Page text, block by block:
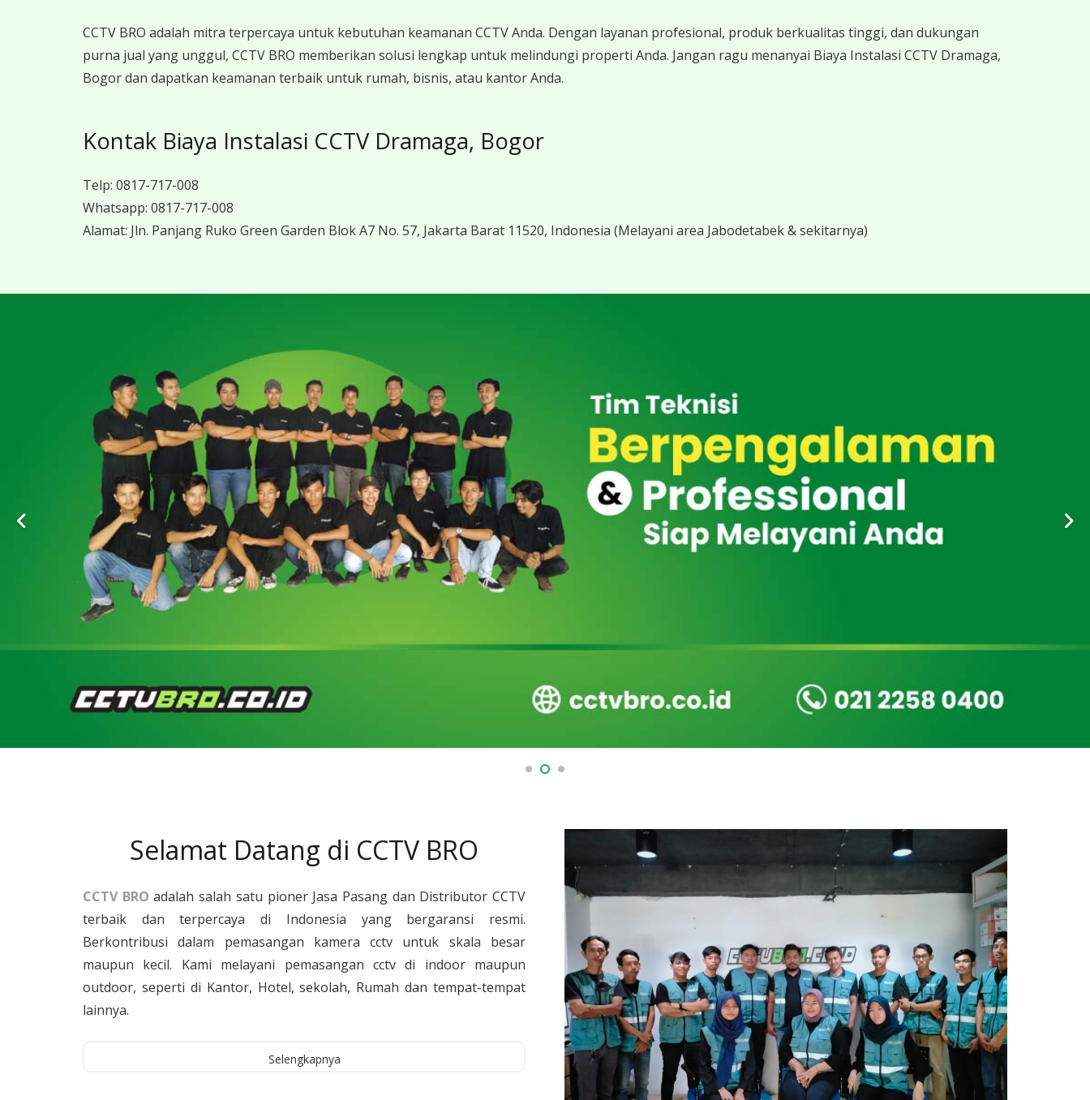
CCTV BRO adalah mitra terpercaya untuk kebutuhan keamanan CCTV Anda. Dengan layanan profesional, produk berkualitas tinggi, dan dukungan
purna jual yang unggul, CCTV BRO memberikan solusi lengkap untuk melindungi properti Anda. Jangan ragu menanyai Biaya Instalasi CCTV Dramaga,
Bogor dan dapatkan keamanan terbaik untuk rumah, bisnis, atau kantor Anda.
Kontak Biaya Instalasi CCTV Dramaga, Bogor
Telp: 0817-717-008
Whatsapp: 0817-717-008
Alamat: Jln. Panjang Ruko Green Garden Blok A7 No. 57, Jakarta Barat 11520, Indonesia (Melayani area Jabodetabek & sekitarnya)
Selamat Datang di CCTV BRO
CCTV BRO adalah salah satu pioner Jasa Pasang dan Distributor CCTV
terbaik dan terpercaya di Indonesia yang bergaransi resmi.
Berkontribusi dalam pemasangan kamera cctv untuk skala besar
maupun kecil. Kami melayani pemasangan cctv di indoor maupun
outdoor, seperti di Kantor, Hotel, sekolah, Rumah dan tempat-tempat
lainnya.
Selengkapnya